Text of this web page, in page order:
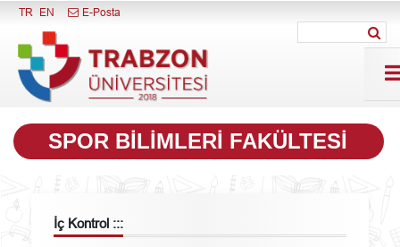
Menüyü Kapat
TR EN E-Posta
SPOR BILIMLERI FAKÜLTESI
İç Kontrol :::